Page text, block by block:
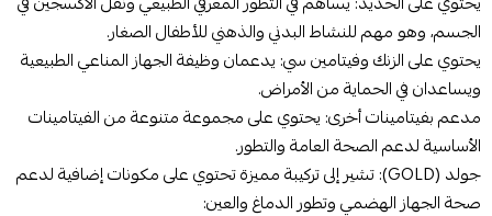
الجسم، وهو مهم للنشاط البدني والذهني للأطفال الصغار.
يحتوي على الزنك وفيتامين سي: يدعمان وظيفة الجهاز المناعي الطبيعية
ويساعدان في الحماية من الأمراض.
مدعم بفيتامينات أخرى: يحتوي على مجموعة متنوعة من الفيتامينات
الأساسية لدعم الصحة العامة والتطور.
جولد (GOLD): تشير إلى تركيبة مميزة تحتوي على مكونات إضافية لدعم
صحة الجهاز الهضمي وتطور الدماغ والعين: